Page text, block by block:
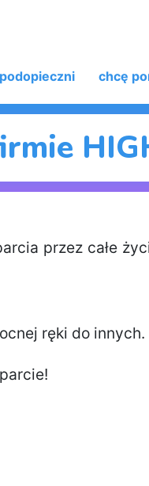
podopieczni chcę
przez całe
ręki do innych.